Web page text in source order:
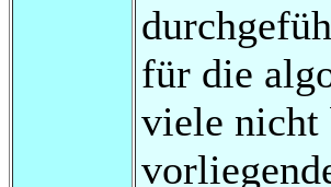
für die
viele nicht